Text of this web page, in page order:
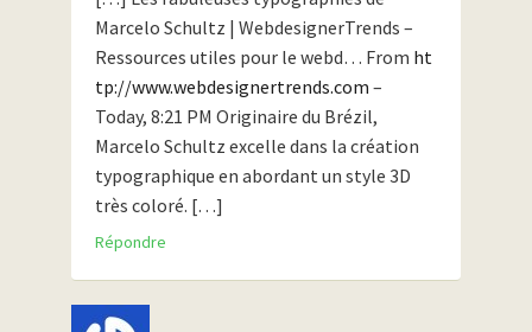
Marcelo Schultz | WebdesignerTrends –
Ressources utiles pour le webd… From ht
tp://www.webdesignertrends.com –
Today, 8:21 PM Originaire du Brézil,
Marcelo Schultz excelle dans la création
typographique en abordant un style 3D
très coloré. […]
Répondre